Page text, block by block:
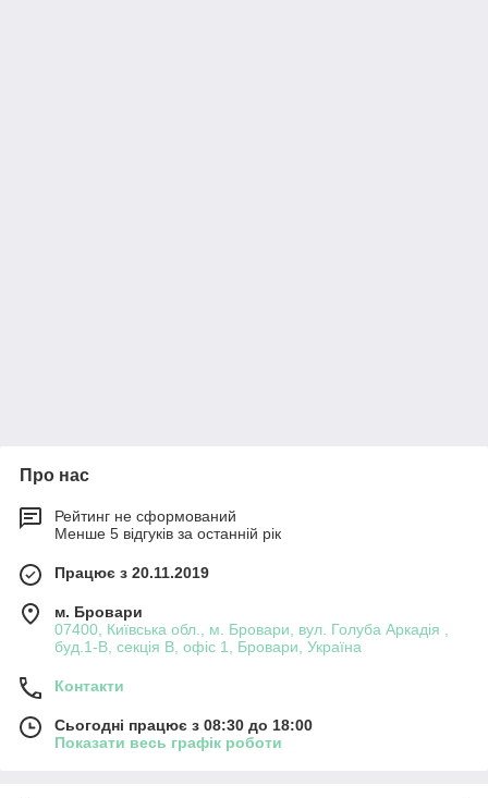
Про нас
Рейтинг не сформований
Менше 5 відгуків за останній рік
Працює з 20.11.2019
м. Бровари
07400, Київська обл., м. Бровари, вул. Голуба Аркадія ,
буд.1-В, секція В, офіс 1, Бровари, Україна
Контакти
Сьогодні працює з 08:30 до 18:00
Показати весь графік роботи